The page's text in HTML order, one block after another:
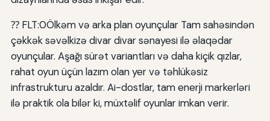
⁇ FLT:0Ölkəm və arka plan oyunçular Tam sahəsindən
çəkkək səvəlkizə divar divar sənayesi ilə əlaqədar
oyunçular. Aşağı sürət variantları və daha kiçik qızlar,
rahat oyun üçün lazım olan yer və təhlükəsiz
infrastrukturu azaldır. Ai-dostlar, tam enerji markerləri
ilə praktik ola bilər ki, müxtəlif oyunlar imkan verir.